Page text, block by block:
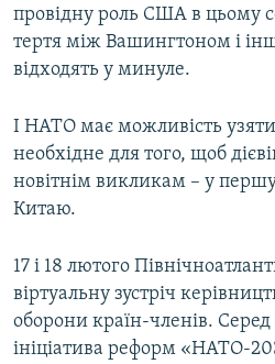
провідну роль США в цьому
тертя між Вашингтоном і
відходять у минуле.
І НАТО має можливість
необхідне для того, щоб
новітнім викликам – у першу
Китаю.
17 і 18 лютого
віртуальну зустріч
оборони країн-членів.
ініціатива реформ «НАТО-